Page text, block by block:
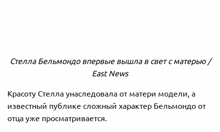
Стелла Бельмондо впервые вышла в свет с матерью /
East News
Красоту Стелла унаследовала от матери модели, а
известный публике сложный характер Бельмондо от
отца уже просматривается.